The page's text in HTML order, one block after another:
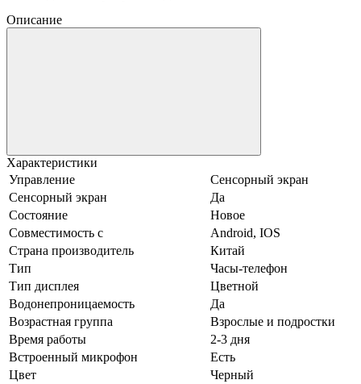
Описание
Характеристики
Управление
Сенсорный экран
Сенсорный экран
Да
Состояние
Новое
Совместимость с
Android, IOS
Страна производитель
Китай
Тип
Часы-телефон
Тип дисплея
Цветной
Водонепроницаемость
Да
Возрастная группа
Взрослые и подростки
Время работы
2-3 дня
Встроенный микрофон
Есть
Цвет
Черный